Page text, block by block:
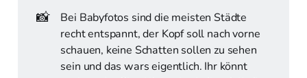
📸
Bei Babyfotos sind die meisten Städte
recht entspannt, der Kopf soll nach vorne
schauen, keine Schatten sollen zu sehen
sein und das wars eigentlich. Ihr könnt